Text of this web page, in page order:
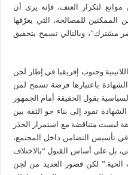
موانع لتكرار العنف، فإنه يرى أن
الممكنين للمصالحة، التي يعرّفها
مشترك”، وبالتالي تسمح بتحقيق
وجنوب إفريقيا في إطار لجن
باعتبارها فرصة تسمح لمن
بقول الحقيقة أمام الجمهور
تقود إلى بناء جو الثقة بين
ليست متناقضة مع استمرار الحذر
في تأسيس التضامن داخل المجتمع،
بل على أساس القبول “بالاختلاف
لكن قصور العديد من لجن